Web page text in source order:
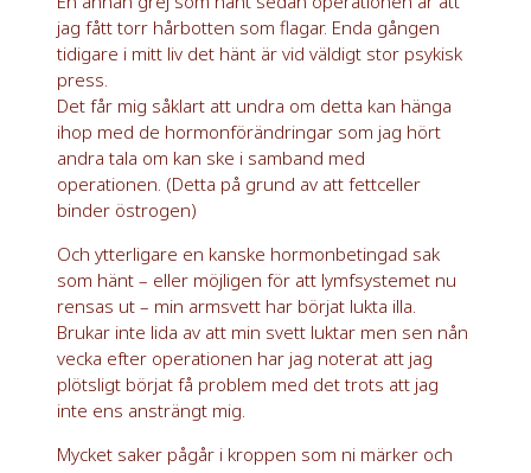
jag fått torr hårbotten som flagar. Enda gången
tidigare i mitt liv det hänt är vid väldigt stor psykisk
press.
Det får mig såklart att undra om detta kan hänga
ihop med de hormonförändringar som jag hört
andra tala om kan ske i samband med
operationen. (Detta på grund av att fettceller
binder östrogen)
Och ytterligare en kanske hormonbetingad sak
som hänt – eller möjligen för att lymfsystemet nu
rensas ut – min armsvett har börjat lukta illa.
Brukar inte lida av att min svett luktar men sen nån
vecka efter operationen har jag noterat att jag
plötsligt börjat få problem med det trots att jag
inte ens ansträngt mig.
Mycket saker pågår i kroppen som ni märker och